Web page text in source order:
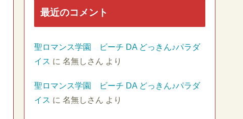
最近のコメント
聖ロマンス学園 ビーチ DA どっきん♪パラダ
イス に 名無しさん より
聖ロマンス学園 ビーチ DA どっきん♪パラダ
イス に 名無しさん より